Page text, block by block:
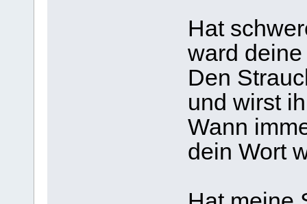
Hat
ward
Den
und wirst
Wann
dein Wort